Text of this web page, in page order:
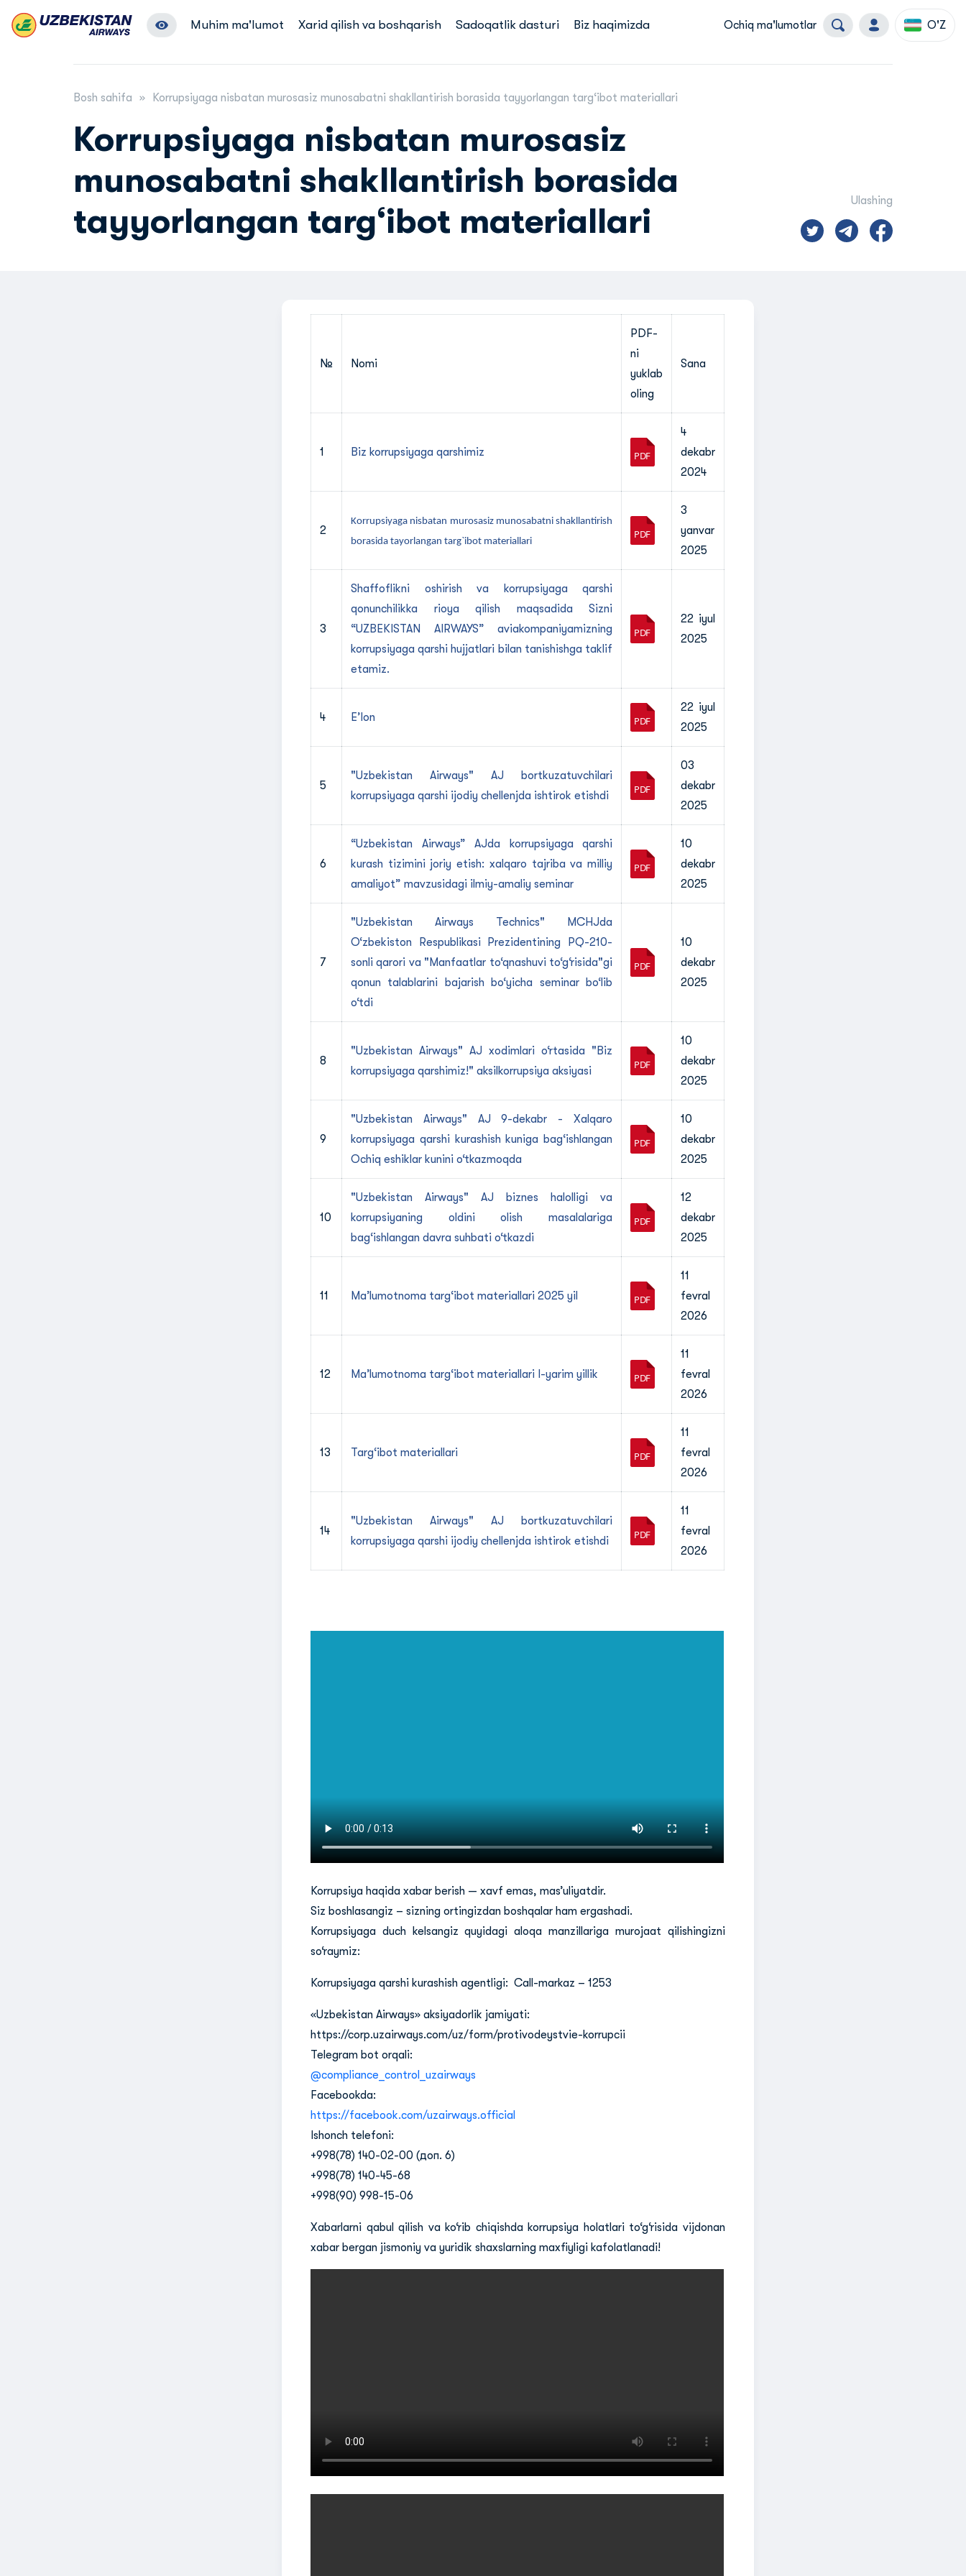
Muhim ma'lumot Xarid qilish va boshqarish Sadoqatlik dasturi Biz haqimizda Ochiq ma'lumotlar O'Z
Bosh sahifa Korrupsiyaga nisbatan murosasiz munosabatni shakllantirish borasida tayyorlangan targ‘ibot materiallari
Korrupsiyaga nisbatan murosasiz
munosabatni shakllantirish borasida
tayyorlangan targ‘ibot materiallari
Ulashing
№ Nomi
PDF-
ni
yuklab
oling
Sana
1 Biz korrupsiyaga qarshimiz
4
dekabr
2024
2
Korrupsiyaga nisbatan murosasiz munosabatni shakllantirish
borasida tayorlangan targ`ibot materiallari
3
yanvar
2025
3
Shaffoflikni oshirish va korrupsiyaga qarshi
qonunchilikka rioya qilish maqsadida Sizni
“UZBEKISTAN AIRWAYS” aviakompaniyamizning
korrupsiyaga qarshi hujjatlari bilan tanishishga taklif
etamiz.
22 iyul
2025
4 E’lon
22 iyul
2025
5
"Uzbekistan Airways" AJ bortkuzatuvchilari
korrupsiyaga qarshi ijodiy chellenjda ishtirok etishdi
03
dekabr
2025
6
“Uzbekistan Airways” AJda korrupsiyaga qarshi
kurash tizimini joriy etish: xalqaro tajriba va milliy
amaliyot” mavzusidagi ilmiy-amaliy seminar
10
dekabr
2025
7
"Uzbekistan Airways Technics" MCHJda
O‘zbekiston Respublikasi Prezidentining PQ-210-
sonli qarori va "Manfaatlar to‘qnashuvi to‘g‘risida"gi
qonun talablarini bajarish bo‘yicha seminar bo‘lib
o‘tdi
10
dekabr
2025
8
"Uzbekistan Airways" AJ xodimlari o‘rtasida "Biz
korrupsiyaga qarshimiz!" aksilkorrupsiya aksiyasi
10
dekabr
2025
9
"Uzbekistan Airways" AJ 9-dekabr - Xalqaro
korrupsiyaga qarshi kurashish kuniga bag‘ishlangan
Ochiq eshiklar kunini o‘tkazmoqda
10
dekabr
2025
10
"Uzbekistan Airways" AJ biznes halolligi va
korrupsiyaning oldini olish masalalariga
bag‘ishlangan davra suhbati o‘tkazdi
12
dekabr
2025
11 Maʼlumotnoma targ‘ibot materiallari 2025 yil
11
fevral
2026
12 Maʼlumotnoma targ‘ibot materiallari I-yarim yillik
11
fevral
2026
13 Targ‘ibot materiallari
11
fevral
2026
14
"Uzbekistan Airways" AJ bortkuzatuvchilari
korrupsiyaga qarshi ijodiy chellenjda ishtirok etishdi
11
fevral
2026
Korrupsiya haqida xabar berish — xavf emas, masʼuliyatdir.
Siz boshlasangiz – sizning ortingizdan boshqalar ham ergashadi.
Korrupsiyaga duch kelsangiz quyidagi aloqa manzillariga murojaat qilishingizni
so‘raymiz:
Korrupsiyaga qarshi kurashish agentligi: Call-markaz – 1253
«Uzbekistan Airways» aksiyadorlik jamiyati:
https://corp.uzairways.com/uz/form/protivodeystvie-korrupcii
Telegram bot orqali:
@compliance_control_uzairways
Facebookda:
https://facebook.com/uzairways.official
Ishonch telefoni:
+998(78) 140-02-00 (доп. 6)
+998(78) 140-45-68
+998(90) 998-15-06
Xabarlarni qabul qilish va ko‘rib chiqishda korrupsiya holatlari to‘g‘risida vijdonan
xabar bergan jismoniy va yuridik shaxslarning maxfiyligi kafolatlanadi!